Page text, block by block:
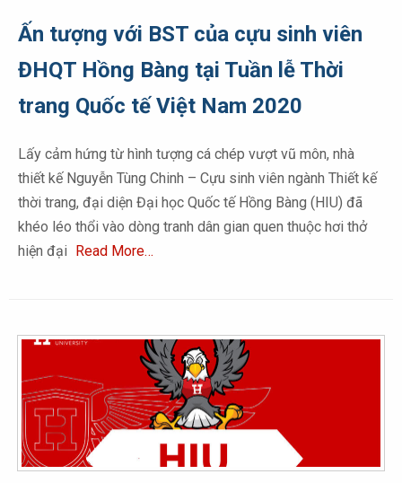
Ấn tượng với BST của cựu sinh viên
ĐHQT Hồng Bàng tại Tuần lễ Thời
trang Quốc tế Việt Nam 2020
Lấy cảm hứng từ hình tượng cá chép vượt vũ môn, nhà
thiết kế Nguyễn Tùng Chinh – Cựu sinh viên ngành Thiết kế
thời trang, đại diện Đại học Quốc tế Hồng Bàng (HIU) đã
khéo léo thổi vào dòng tranh dân gian quen thuộc hơi thở
hiện đại Read More…